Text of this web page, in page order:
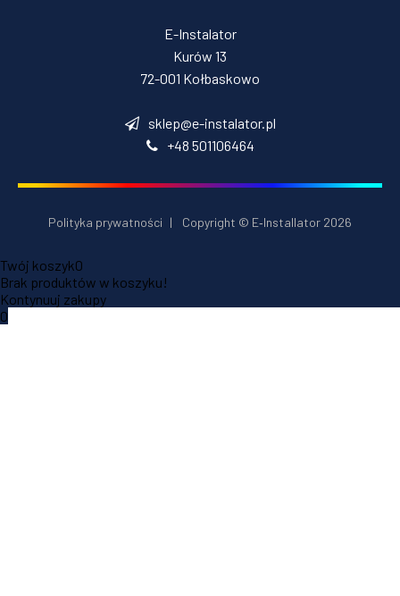
E-Instalator
Kurów 13
72-001 Kołbaskowo
sklep@e-instalator.pl
+48 501106464
Polityka prywatności | Copyright © E‑Installator 2026
Twój koszyk0
Brak produktów w koszyku!
Kontynuuj zakupy
0